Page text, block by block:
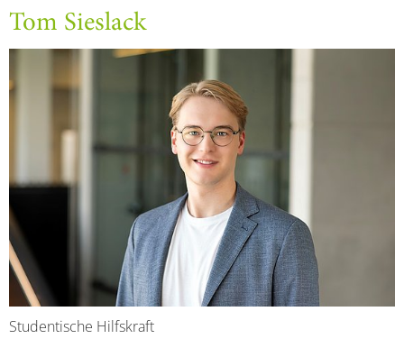
Tom Sieslack
Studentische Hilfskraft